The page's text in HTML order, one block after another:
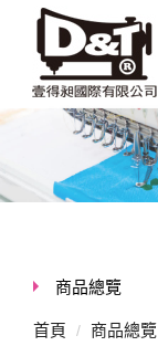
商品總覽
首頁 商品總覽